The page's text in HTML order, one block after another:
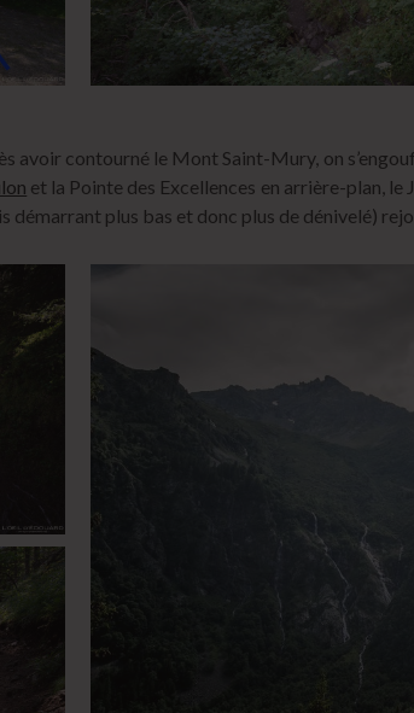
avoir contourné le Mont Saint-Mury, on
et la Pointe des Excellences en arrière-plan, le
démarrant plus bas et donc plus de dénivelé)